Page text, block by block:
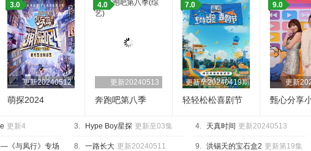
更新20240512
3.0
萌探2024
更新20240513
4.0
奔跑吧第八季
更新至20240419期
7.0
轻轻松松喜剧节
更新
9.0
甄心分享
更新4 3. Hype Boy星探 更新至03集 4. 天真时间 更新20240513
《与凤行》专场 8. 一路长大 更新20240511 9. 洪锡天的宝石盒2 更新第19集